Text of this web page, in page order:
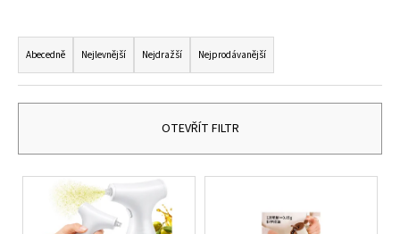
Ř
a
z
e
í
p
Abecedně Nejlevnější Nejdražší Nejprodávanější
OTEVŘÍT FILTR
V
D
o
p
č
u